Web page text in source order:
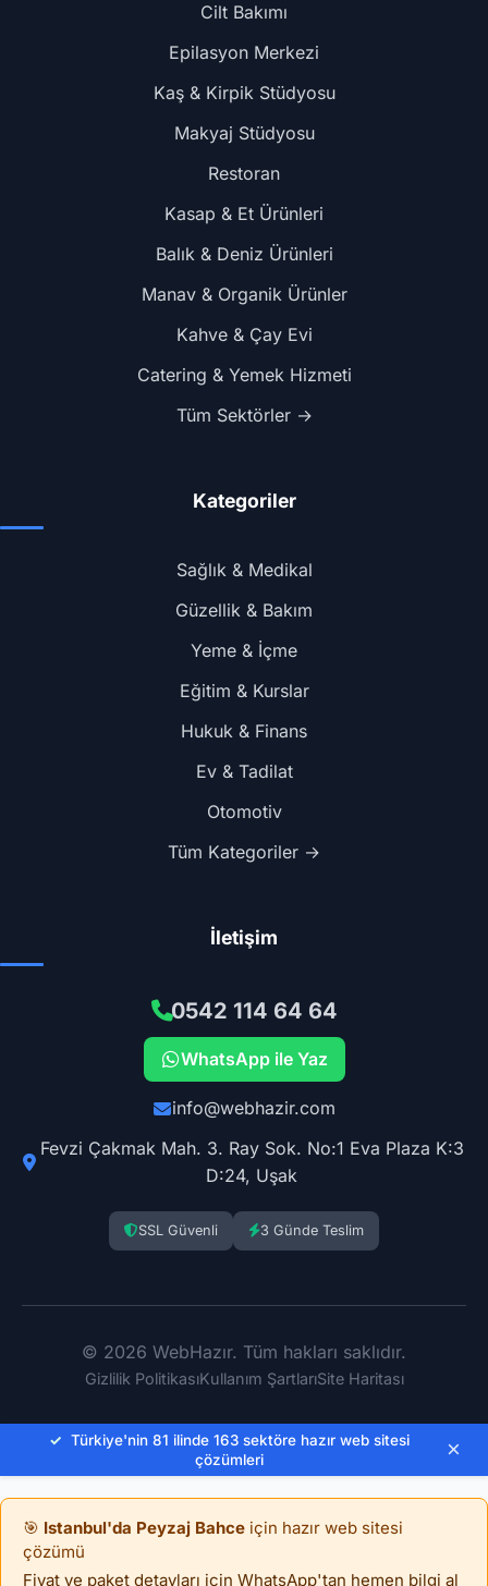
Cilt Bakımı
Epilasyon Merkezi
Kaş & Kirpik Stüdyosu
Makyaj Stüdyosu
Restoran
Kasap & Et Ürünleri
Balık & Deniz Ürünleri
Manav & Organik Ürünler
Kahve & Çay Evi
Catering & Yemek Hizmeti
Tüm Sektörler →
Kategoriler
Sağlık & Medikal
Güzellik & Bakım
Yeme & İçme
Eğitim & Kurslar
Hukuk & Finans
Ev & Tadilat
Otomotiv
Tüm Kategoriler →
İletişim
0542 114 64 64
WhatsApp ile Yaz
info@webhazir.com
Fevzi Çakmak Mah. 3. Ray Sok. No:1 Eva Plaza K:3
D:24, Uşak
SSL Güvenli 3 Günde Teslim
© 2026 WebHazır. Tüm hakları saklıdır.
Gizlilik PolitikasıKullanım ŞartlarıSite Haritası
✓ Türkiye'nin 81 ilinde 163 sektöre hazır web sitesi
çözümleri
×
🎯 Istanbul'da Peyzaj Bahce için hazır web sitesi
çözümü
Fiyat ve paket detayları için WhatsApp'tan hemen bilgi al